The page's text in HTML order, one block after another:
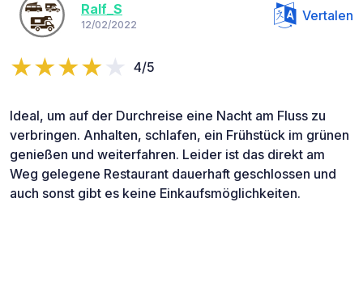
Ralf_S
12/02/2022
Vertalen
4/5
Ideal, um auf der Durchreise eine Nacht am Fluss zu
verbringen. Anhalten, schlafen, ein Frühstück im grünen
genießen und weiterfahren. Leider ist das direkt am
Weg gelegene Restaurant dauerhaft geschlossen und
auch sonst gibt es keine Einkaufsmöglichkeiten.